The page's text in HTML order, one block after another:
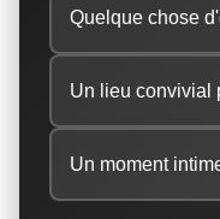
Quelque chose
Un lieu convivial
Un moment